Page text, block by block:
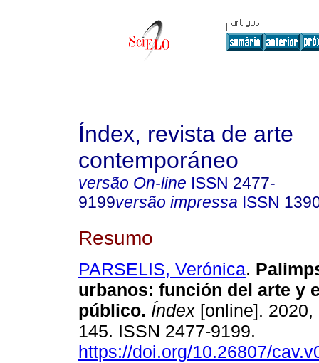
Índex, revista de arte
contemporáneo
versão On-line ISSN 2477-
9199versão impressa ISSN
Resumo
PARSELIS, Verónica.
urbanos: función del arte y
público. Índex [online].
145. ISSN 2477-9199.
https://doi.org/10.26807/